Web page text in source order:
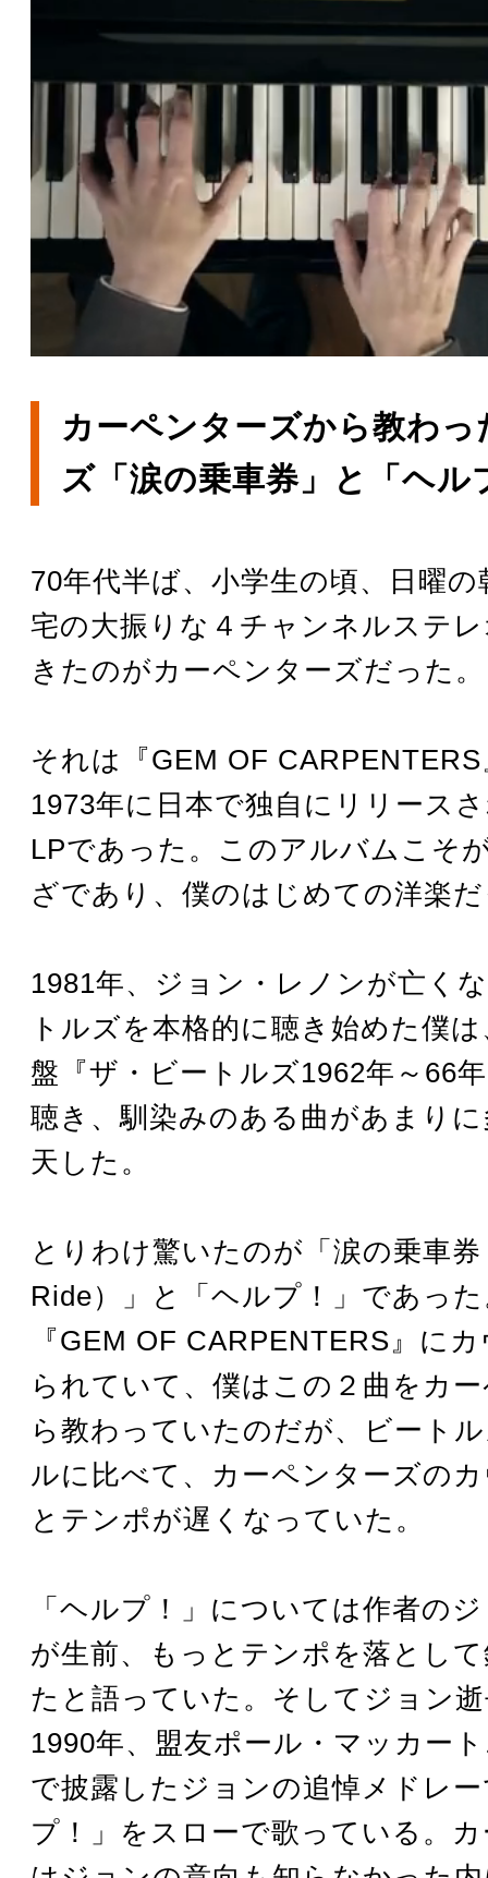
カーペンターズから教わっ
ズ「涙の乗車券」と「ヘル
70年代半ば、小学生の頃、日曜
宅の大振りな４チャンネルステ
きたのがカーペンターズだった。
それは『GEM OF
1973年に日本で独自にリリース
LPであった。このアルバムこそ
ざであり、僕のはじめての洋楽
1981年、ジョン・レノンが亡く
トルズを本格的に聴き始めた僕
盤『ザ・ビートルズ1962年～66
聴き、馴染みのある曲があまり
天した。
とりわけ驚いたのが「涙の乗車
Ride）」と「ヘルプ！」であっ
『GEM OF CARPENTERS』に
られていて、僕はこの２曲をカ
ら教わっていたのだが、ビート
ルに比べて、カーペンターズの
とテンポが遅くなっていた。
「ヘルプ！」については作者の
が生前、もっとテンポを落とし
たと語っていた。そしてジョン
1990年、盟友ポール・マッカー
で披露したジョンの追悼メドレ
プ！」をスローで歌っている。